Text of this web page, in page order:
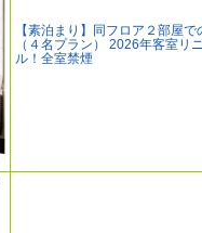
【素泊まり】同フロア２部屋で
（４名プラン） 2026年客室リ
ル！全室禁煙